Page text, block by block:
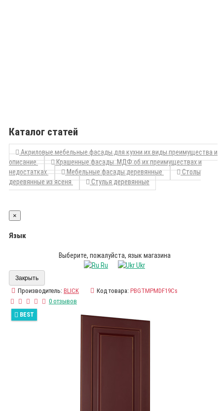
Каталог статей
Акриловые мебельные фасады для кухни их виды преимущества и
описание
Крашенные фасады МДФ об их преимуществах и
недостатках
Мебельные фасады деревянные
Столы
деревянные из ясеня
Стулья деревянные
×
Язык
Выберите, пожалуйста, язык магазина
Ru
Ukr
Закрыть
Производитель: BLICK Код товара: PBGTMPMDF19Cs
0 отзывов
BEST